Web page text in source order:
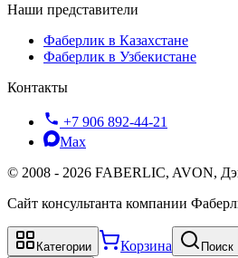
Наши представители
Фаберлик в Казахстане
Фаберлик в Узбекистане
Контакты
+7 906 892-44-21
Max
© 2008 - 2026 FABERLIC, AVON,
Сайт консультанта компании
Категории Корзина Поиск